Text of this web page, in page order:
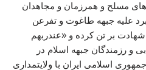
مسلح و همرزمان و مجاهدان
علیه جبهه طاغوت و تفرعن
بر تن کرده و «عندربهم
و رزمندگان جبهه اسلام در
اسلامی ایران با ولایتمداری